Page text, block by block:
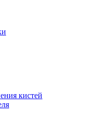
кистей